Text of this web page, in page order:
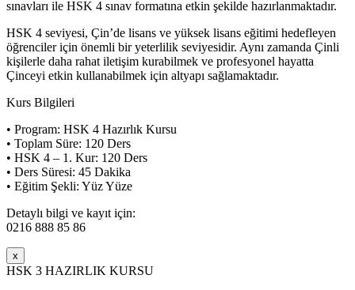
sınavları ile HSK 4 sınav formatına etkin şekilde hazırlanmaktadır.
HSK 4 seviyesi, Çin’de lisans ve yüksek lisans eğitimi hedefleyen
öğrenciler için önemli bir yeterlilik seviyesidir. Aynı zamanda Çinli
kişilerle daha rahat iletişim kurabilmek ve profesyonel hayatta
Çinceyi etkin kullanabilmek için altyapı sağlamaktadır.
Kurs Bilgileri
• Program: HSK 4 Hazırlık Kursu
• Toplam Süre: 120 Ders
• HSK 4 – 1. Kur: 120 Ders
• Ders Süresi: 45 Dakika
• Eğitim Şekli: Yüz Yüze
Detaylı bilgi ve kayıt için:
0216 888 85 86
x
HSK 3 HAZIRLIK KURSU